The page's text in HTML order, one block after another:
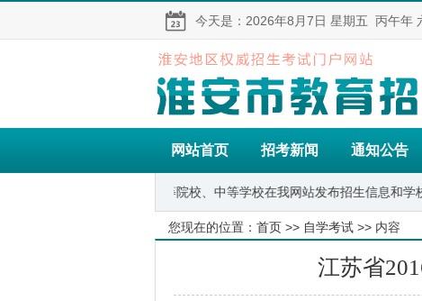
今天是： 2026年8月7日 星期五 丙午年
网站首页 招考新闻 通知公告
权威网站,欢迎高等院校、中等学校在我网站发布招生信息和学校介绍。
您现在的位置： 首页 >> 自学考试 >> 内容
江苏省